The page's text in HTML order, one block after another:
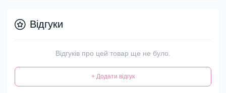
Відгуки
Відгуків про цей товар ще не було.
+ Додати відгук